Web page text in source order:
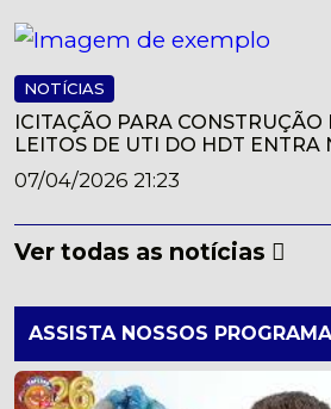
NOTÍCIAS
ICITAÇÃO PARA CONSTRUÇÃO
LEITOS DE UTI DO HDT ENTRA
07/04/2026 21:23
Ver todas as notícias
ASSISTA NOSSOS